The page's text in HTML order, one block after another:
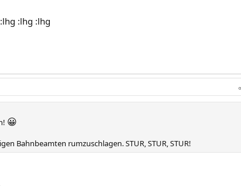
:lhg :lhg
😀
Bahnbeamten rumzuschlagen. STUR, STUR, STUR!